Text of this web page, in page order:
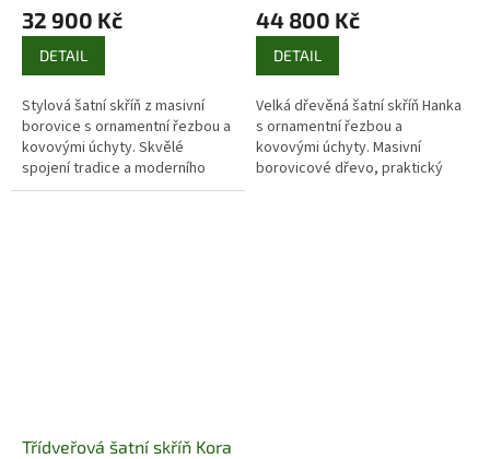
32 900 Kč
DETAIL
Stylová šatní skříň z masivní
borovice s ornamentní řezbou a
kovovými úchyty. Skvělé
spojení tradice a moderního
designu.
44 800 Kč
DETAIL
Velká dřevěná šatní skříň Hanka
s ornamentní řezbou a
kovovými úchyty. Masivní
borovicové dřevo, praktický
Třídveřová šatní skříň Kora